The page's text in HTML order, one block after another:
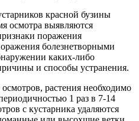
красной бузины
осмотра выявляются
поражения
болезнетворными
каких-либо
и способы устранения.
растения необходимо
1 раз в 7-14
с кустарника удаляются